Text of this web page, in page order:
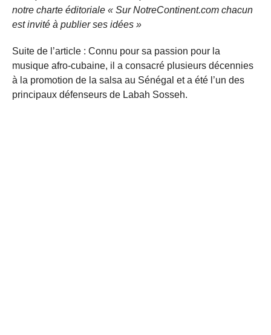
notre charte éditoriale « Sur NotreContinent.com chacun
est invité à publier ses idées »
Suite de l’article : Connu pour sa passion pour la
musique afro-cubaine, il a consacré plusieurs décennies
à la promotion de la salsa au Sénégal et a été l’un des
principaux défenseurs de Labah Sosseh.